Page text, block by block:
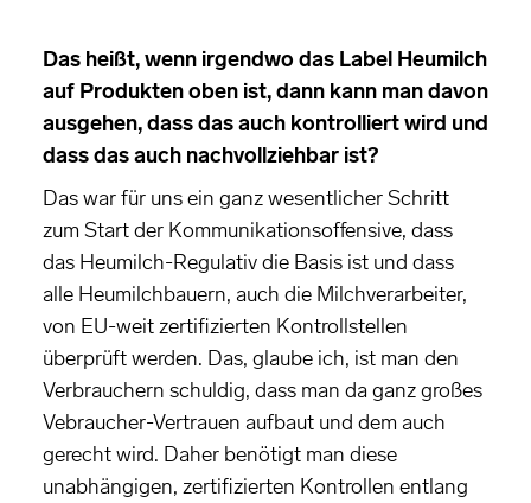
Das heißt, wenn irgendwo das Label Heumilch
auf Produkten oben ist, dann kann man davon
ausgehen, dass das auch kontrolliert wird und
dass das auch nachvollziehbar ist?
Das war für uns ein ganz wesentlicher Schritt
zum Start der Kommunikationsoffensive, dass
das Heumilch-Regulativ die Basis ist und dass
alle Heumilchbauern, auch die Milchverarbeiter,
von EU-weit zertifizierten Kontrollstellen
überprüft werden. Das, glaube ich, ist man den
Verbrauchern schuldig, dass man da ganz großes
Vebraucher-Vertrauen aufbaut und dem auch
gerecht wird. Daher benötigt man diese
unabhängigen, zertifizierten Kontrollen entlang